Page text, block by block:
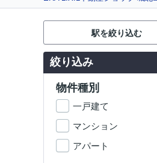
駅を絞り込む
絞り込み
物件種別
一戸建て
マンション
アパート